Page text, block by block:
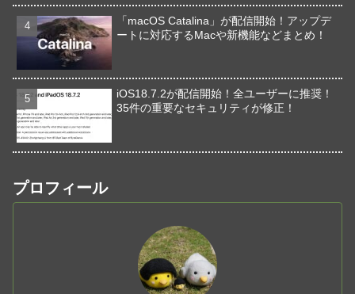
「macOS Catalina」が配信開始！アップデ
ートに対応するMacや新機能などまとめ！
iOS18.7.2が配信開始！全ユーザーに推奨！
35件の重要なセキュリティが修正！
プロフィール